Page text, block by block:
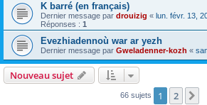
K barré (en français)
Dernier message par drouizig « lun. févr. 13,
Réponses : 1
Evezhiadennoù war ar yezh
Dernier message par Gweladenner-kozh «
Nouveau sujet
66 sujets 1 2